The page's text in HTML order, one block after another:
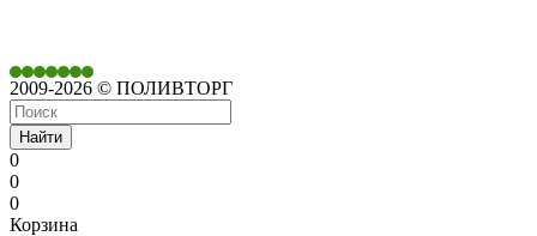
2009-2026 © ПОЛИВТОРГ
Найти
0
0
0
Корзина